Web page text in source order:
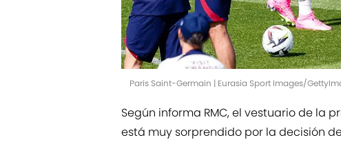
Paris Saint-Germain | Eurasia Sport Images/
Según informa RMC, el vestuario de la
está muy sorprendido por la decisión